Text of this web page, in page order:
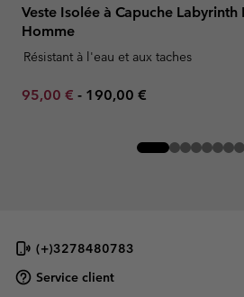
Veste Isolée à Capuche
Homme
Résistant à l'eau et aux taches
Minimum sale price:
95,00 € - Maximum price:
190,00 €
(+)3278480783
Service client